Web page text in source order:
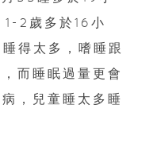
1-2歲多於16小
得太多，嗜睡跟
而睡眠過量更會
，兒童睡太多睡